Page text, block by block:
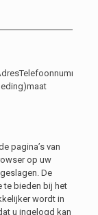
pagina’s van
op uw
De
te bieden bij het
wordt in
u ingelogd kan